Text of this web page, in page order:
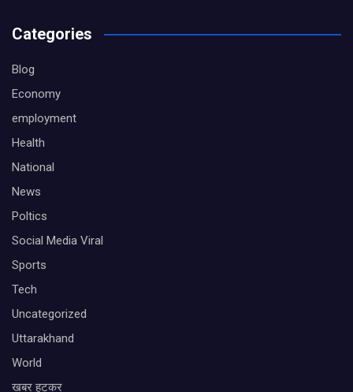
Categories
Blog
Economy
employment
Health
National
News
Poltics
Social Media Viral
Sports
Tech
Uncategorized
Uttarakhand
World
खबर हटकर